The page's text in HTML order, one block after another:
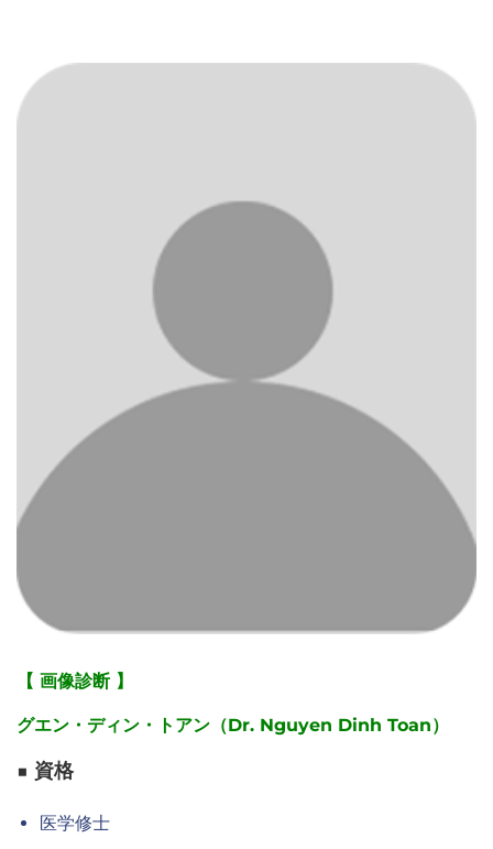
【 画像診断 】
グエン・ディン・トアン（Dr. Nguyen Dinh Toan）
■ 資格
医学修士